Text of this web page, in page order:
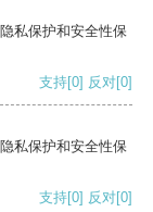
私保护和安全性保
支持[0] 反对[0]
私保护和安全性保
支持[0] 反对[0]